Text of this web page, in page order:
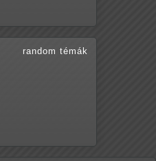
random témák